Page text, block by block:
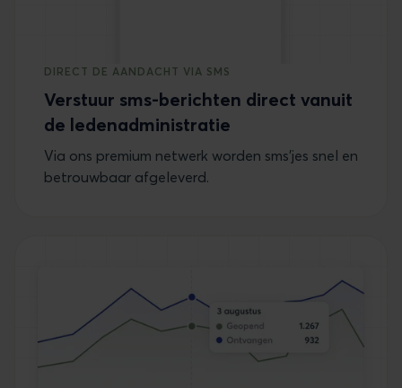
DIRECT DE AANDACHT VIA SMS
Verstuur sms-berichten direct vanuit
de ledenadministratie
Via ons premium netwerk worden sms’jes snel en
betrouwbaar afgeleverd.